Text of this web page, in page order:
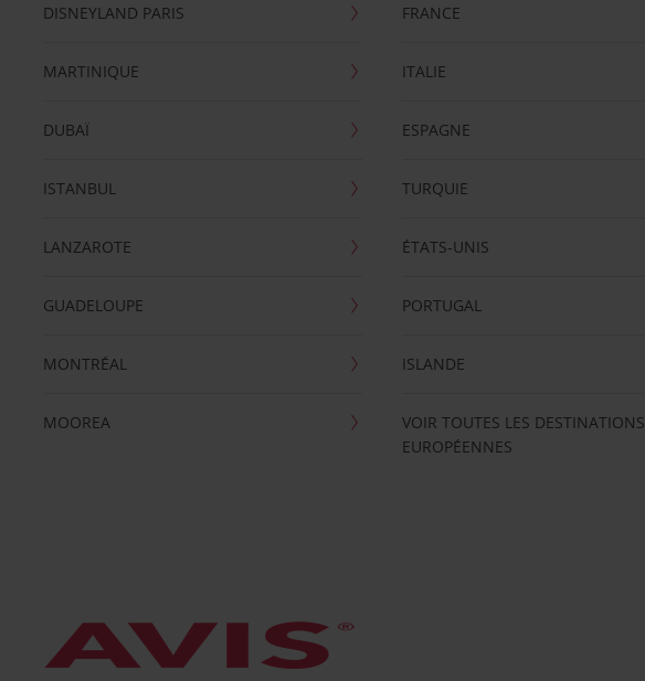
DISNEYLAND PARIS
MARTINIQUE
DUBAÏ
ISTANBUL
LANZAROTE
GUADELOUPE
MONTRÉAL
MOOREA
FRANCE
ITALIE
ESPAGNE
TURQUIE
ÉTATS-UNIS
PORTUGAL
ISLANDE
VOIR TOUTES LES DESTINATIONS
EUROPÉENNES